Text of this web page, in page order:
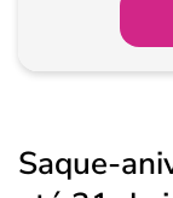
Pagamento
Saque-